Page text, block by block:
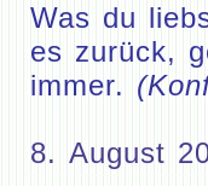
Was du
es zurück,
immer.
8. August